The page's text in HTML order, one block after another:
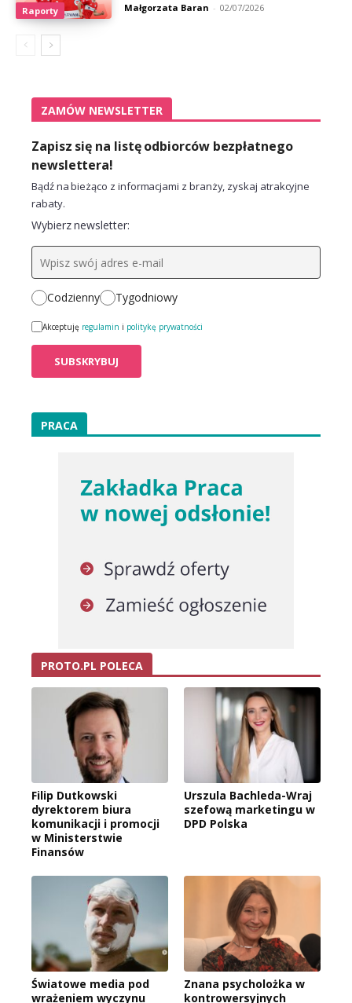
Raporty Małgorzata Baran - 02/07/2026
ZAMÓW NEWSLETTER
Zapisz się na listę odbiorców bezpłatnego
newslettera!
Bądź na bieżąco z informacjami z branży, zyskaj atrakcyjne
rabaty.
Wybierz newsletter:
Codzienny Tygodniowy
Akceptuję regulamin i politykę prywatności
PRACA
PROTO.PL POLECA
Filip Dutkowski
dyrektorem biura
komunikacji i promocji
w Ministerstwie
Finansów
Urszula Bachleda-Wraj
szefową marketingu w
DPD Polska
Światowe media pod
wrażeniem wyczynu
Znana psycholożka w
kontrowersyjnych